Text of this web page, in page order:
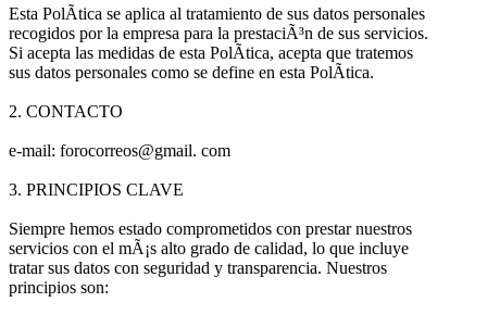
Esta PolÃ­tica se aplica al tratamiento de sus datos personales
recogidos por la empresa para la prestaciÃ³n de sus servicios.
Si acepta las medidas de esta PolÃ­tica, acepta que tratemos
sus datos personales como se define en esta PolÃ­tica.
2. CONTACTO
e-mail: forocorreos@gmail. com
3. PRINCIPIOS CLAVE
Siempre hemos estado comprometidos con prestar nuestros
servicios con el mÃ¡s alto grado de calidad, lo que incluye
tratar sus datos con seguridad y transparencia. Nuestros
principios son: